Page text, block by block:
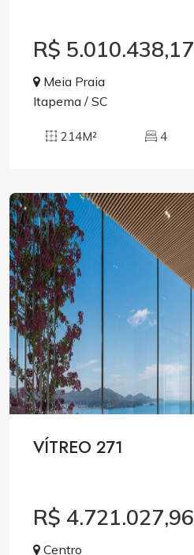
R$ 5.010.438,17
Meia Praia
Itapema / SC
214M² 4
VÍTREO 271
R$ 4.721.027,96
Centro